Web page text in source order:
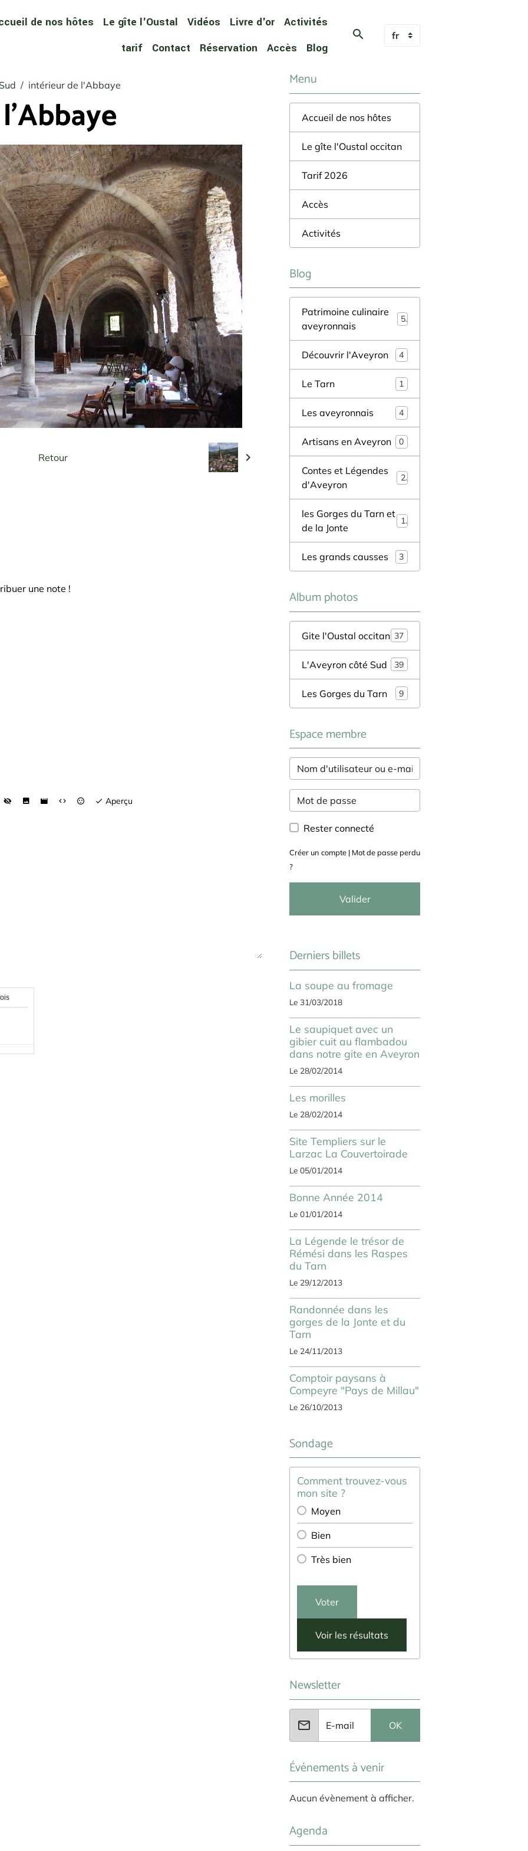
de nos hôtes Le gîte l'Oustal Vidéos Livre d'or
Activités
tarif
Contact Réservation Accès Blog
intérieur de l'Abbaye
Retour
une note !
Aperçu
Menu
Accueil de nos hôtes
Le gîte l'Oustal occitan
Tarif 2026
Accès
Activités
Blog
Patrimoine culinaire
aveyronnais
5
Découvrir l'Aveyron 4
Le Tarn 1
Les aveyronnais 4
Artisans en Aveyron 0
Contes et Légendes
d'Aveyron
2
les Gorges du Tarn et
de la Jonte
1
Les grands causses 3
Album photos
Gite l'Oustal occitan 37
L'Aveyron côté Sud 39
Les Gorges du Tarn 9
Espace membre
Rester connecté
Créer un compte | Mot de passe perdu
?
Valider
Derniers billets
La soupe au fromage
Le 31/03/2018
Le saupiquet avec un
gibier cuit au flambadou
dans notre gite en Aveyron
Le 28/02/2014
Les morilles
Le 28/02/2014
Site Templiers sur le
Larzac La Couvertoirade
Le 05/01/2014
Bonne Année 2014
Le 01/01/2014
La Légende le trésor de
Rémési dans les Raspes
du Tarn
Le 29/12/2013
Randonnée dans les
gorges de la Jonte et du
Tarn
Le 24/11/2013
Comptoir paysans à
Compeyre "Pays de Millau"
Le 26/10/2013
Sondage
Comment trouvez-vous
mon site ?
Moyen
Bien
Très bien
Voter
Voir les résultats
Newsletter
OK
Événements à venir
Aucun évènement à afficher.
Agenda